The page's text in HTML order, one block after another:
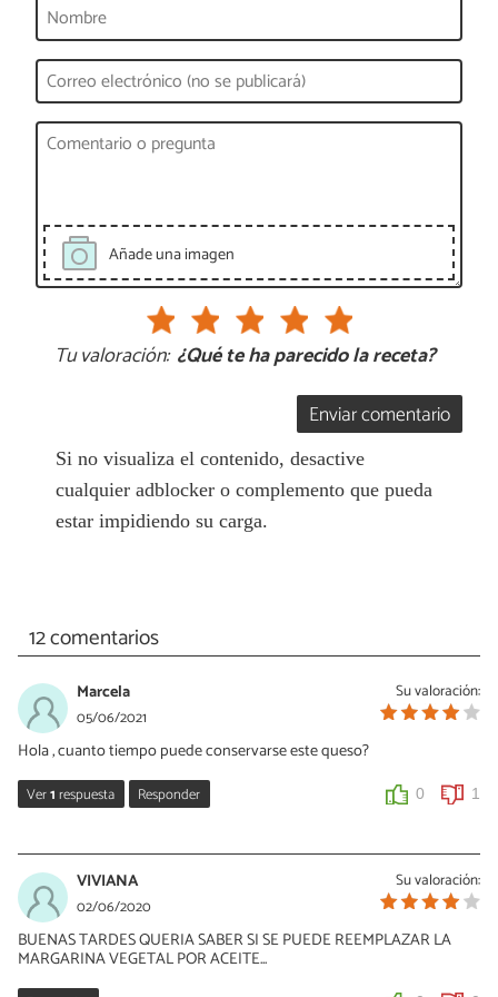
Añade una imagen
Tu valoración: ¿Qué te ha parecido la receta?
Enviar comentario
Si no visualiza el contenido, desactive
cualquier adblocker o complemento que pueda
estar impidiendo su carga.
12 comentarios
Su valoración:
Marcela
05/06/2021
Hola , cuanto tiempo puede conservarse este queso?
Ver1respuesta Responder 0 1
07/07/2021
Hola! Tengo entendido que los quesos vegetales duran de 10 a 15
días, siempre y cuando lo conserves en unn envase hermético y al
frío. Saludos!
Su valoración:
VIVIANA
02/06/2020
BUENAS TARDES QUERIA SABER SI SE PUEDE REEMPLAZAR LA
MARGARINA VEGETAL POR ACEITE...